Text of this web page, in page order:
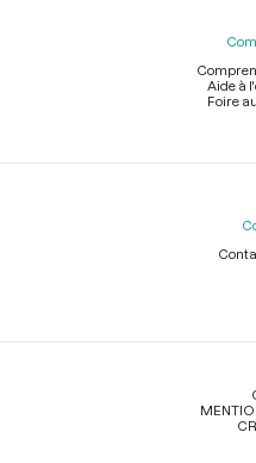
Aide à
Foire
Légal